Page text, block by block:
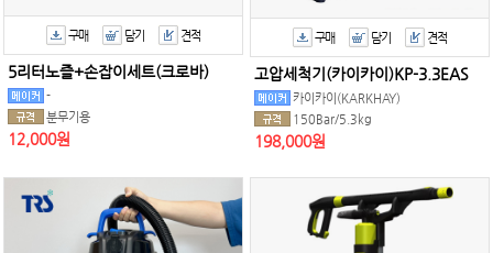
구매 담기 견적
5리터노즐+손잡이세트(크로바)
-
분무기용
12,000원
구매 담기 견적
고압세척기(카이카이)KP-3.3EAS
카이카이(KARKHAY)
150Bar/5.3kg
198,000원